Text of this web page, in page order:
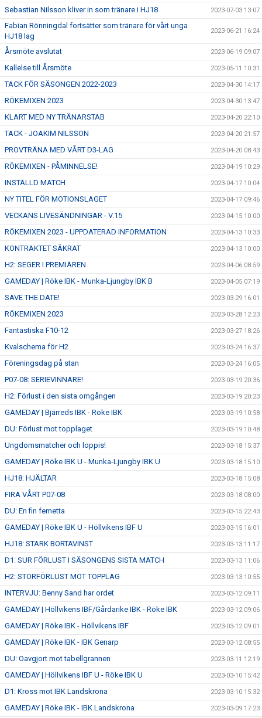
Sebastian Nilsson kliver in som tränare i HJ18 2023-07-03 13:07
Fabian Rönningdal fortsätter som tränare för vårt unga
HJ18 lag
2023-06-21 16:24
Årsmöte avslutat 2023-06-19 09:07
Kallelse till Årsmöte 2023-05-11 10:31
TACK FÖR SÄSONGEN 2022-2023 2023-04-30 14:17
RÖKEMIXEN 2023 2023-04-30 13:47
KLART MED NY TRÄNARSTAB 2023-04-20 22:10
TACK - JOAKIM NILSSON 2023-04-20 21:57
PROVTRÄNA MED VÅRT D3-LAG 2023-04-20 08:43
RÖKEMIXEN - PÅMINNELSE! 2023-04-19 10:29
INSTÄLLD MATCH 2023-04-17 10:04
NY TITEL FÖR MOTIONSLAGET 2023-04-17 09:46
VECKANS LIVESÄNDNINGAR - V.15 2023-04-15 10:00
RÖKEMIXEN 2023 - UPPDATERAD INFORMATION 2023-04-13 10:33
KONTRAKTET SÄKRAT 2023-04-13 10:00
H2: SEGER I PREMIÄREN 2023-04-06 08:59
GAMEDAY | Röke IBK - Munka-Ljungby IBK B 2023-04-05 07:19
SAVE THE DATE! 2023-03-29 16:01
RÖKEMIXEN 2023 2023-03-28 12:23
Fantastiska F10-12 2023-03-27 18:26
Kvalschema för H2 2023-03-24 16:37
Föreningsdag på stan 2023-03-24 16:05
P07-08: SERIEVINNARE! 2023-03-19 20:36
H2: Förlust i den sista omgången 2023-03-19 20:23
GAMEDAY | Bjärreds IBK - Röke IBK 2023-03-19 10:58
DU: Förlust mot topplaget 2023-03-19 10:48
Ungdomsmatcher och loppis! 2023-03-18 15:37
GAMEDAY | Röke IBK U - Munka-Ljungby IBK U 2023-03-18 15:10
HJ18: HJÄLTAR 2023-03-18 15:08
FIRA VÅRT P07-08 2023-03-18 08:00
DU: En fin femetta 2023-03-15 22:43
GAMEDAY | Röke IBK U - Höllvikens IBF U 2023-03-15 16:01
HJ18: STARK BORTAVINST 2023-03-13 11:17
D1: SUR FÖRLUST I SÄSONGENS SISTA MATCH 2023-03-13 11:06
H2: STORFÖRLUST MOT TOPPLAG 2023-03-13 10:55
INTERVJU: Benny Sand har ordet 2023-03-12 09:11
GAMEDAY | Höllvikens IBF/Gårdarike IBK - Röke IBK 2023-03-12 09:06
GAMEDAY | Röke IBK - Höllvikens IBF 2023-03-12 09:01
GAMEDAY | Röke IBK - IBK Genarp 2023-03-12 08:55
DU: Oavgjort mot tabellgrannen 2023-03-11 12:19
GAMEDAY | Höllvikens IBF U - Röke IBK U 2023-03-10 15:42
D1: Kross mot IBK Landskrona 2023-03-10 15:32
GAMEDAY | Röke IBK - IBK Landskrona 2023-03-09 17:23